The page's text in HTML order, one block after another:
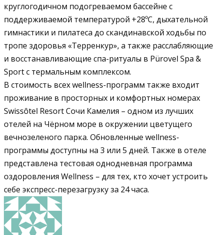
круглогодичном подогреваемом бассейне с
поддерживаемой температурой +28ºС, дыхательной
гимнастики и пилатеса до скандинавской ходьбы по
тропе здоровья «Терренкур», а также расслабляющие
и восстанавливающие спа-ритуалы в Pürovel Spa &
Sport с термальным комплексом.
В стоимость всех wellness-программ также входит
проживание в просторных и комфортных номерах
Swissôtel Resort Сочи Камелия – одном из лучших
отелей на Чёрном море в окружении цветущего
вечнозеленого парка. Обновленные wellness-
программы доступны на 3 или 5 дней. Также в отеле
представлена тестовая однодневная программа
оздоровления Wellness – для тех, кто хочет устроить
себе экспресс-перезагрузку за 24 часа.